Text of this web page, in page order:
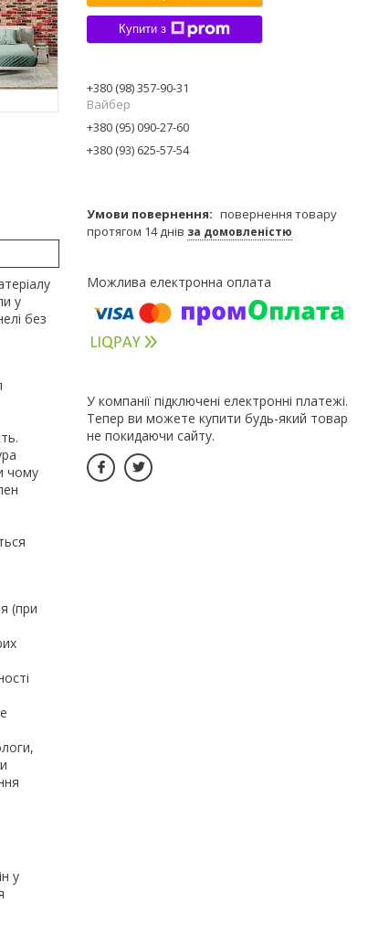
у
без
чому
(при
у
Купити з
+380 (98) 357-90-31
Вайбер
+380 (95) 090-27-60
+380 (93) 625-57-54
повернення товару
протягом 14 днів за домовленістю
У компанії підключені електронні платежі.
Тепер ви можете купити будь-який товар
не покидаючи сайту.